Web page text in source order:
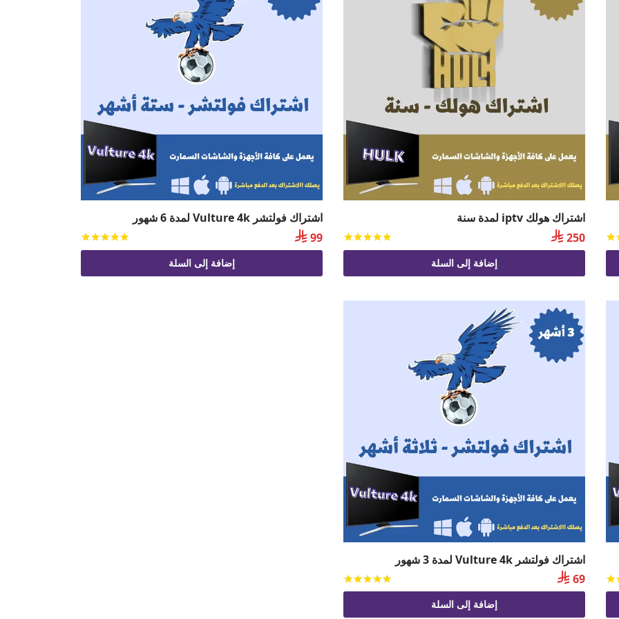
تم التقييممن 5
اشتراك هولك iptv لمدة سنة
 250 تم التقييممن 5
إضافة إلى السلة
اشتراك فولتشر Vulture 4k لمدة 6 شهور
 99
إضافة إلى السلة
تم التقييممن 5
اشتراك فولتشر Vulture 4k لمدة 3 شهور
 69
إضافة إلى السلة